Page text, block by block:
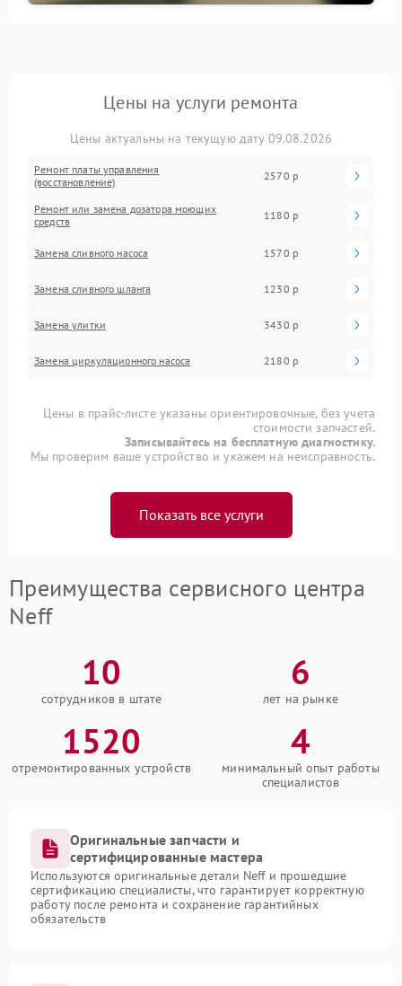
Цены на услуги ремонта
Цены актуальны на текущую дату 09.08.2026
Ремонт платы управления
(восстановление)
2570 р
Ремонт или замена дозатора моющих
средств
1180 р
Замена сливного насоса 1570 р
Замена сливного шланга 1230 р
Замена улитки 3430 р
Замена циркуляционного насоса 2180 р
Цены в прайс-листе указаны ориентировочные, без учета
стоимости запчастей.
Записывайтесь на бесплатную диагностику.
Мы проверим ваше устройство и укажем на неисправность.
Показать все услуги
Преимущества сервисного центра
Neff
10
сотрудников в штате
6
лет на рынке
1520
отремонтированных устройств
4
минимальный опыт работы
специалистов
Оригинальные запчасти и
сертифицированные мастера
Используются оригинальные детали Neff и прошедшие
сертификацию специалисты, что гарантирует корректную
работу после ремонта и сохранение гарантийных
обязательств